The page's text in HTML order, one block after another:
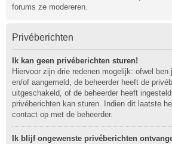
forums ze modereren.
Privéberichten
Ik kan geen privéberichten sturen!
Hiervoor zijn drie redenen mogelijk: ofwel ben
en/of aangemeld, de beheerder heeft de
uitgeschakeld, of de beheerder heeft
privéberichten kan sturen. Indien dit laatste
contact op met de beheerder.
Ik blijf ongewenste privéberichten